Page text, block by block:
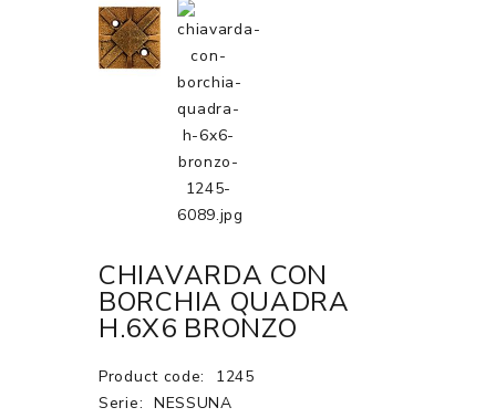
CHIAVARDA CON
BORCHIA QUADRA
H.6X6 BRONZO
Product code:
1245
Serie: NESSUNA